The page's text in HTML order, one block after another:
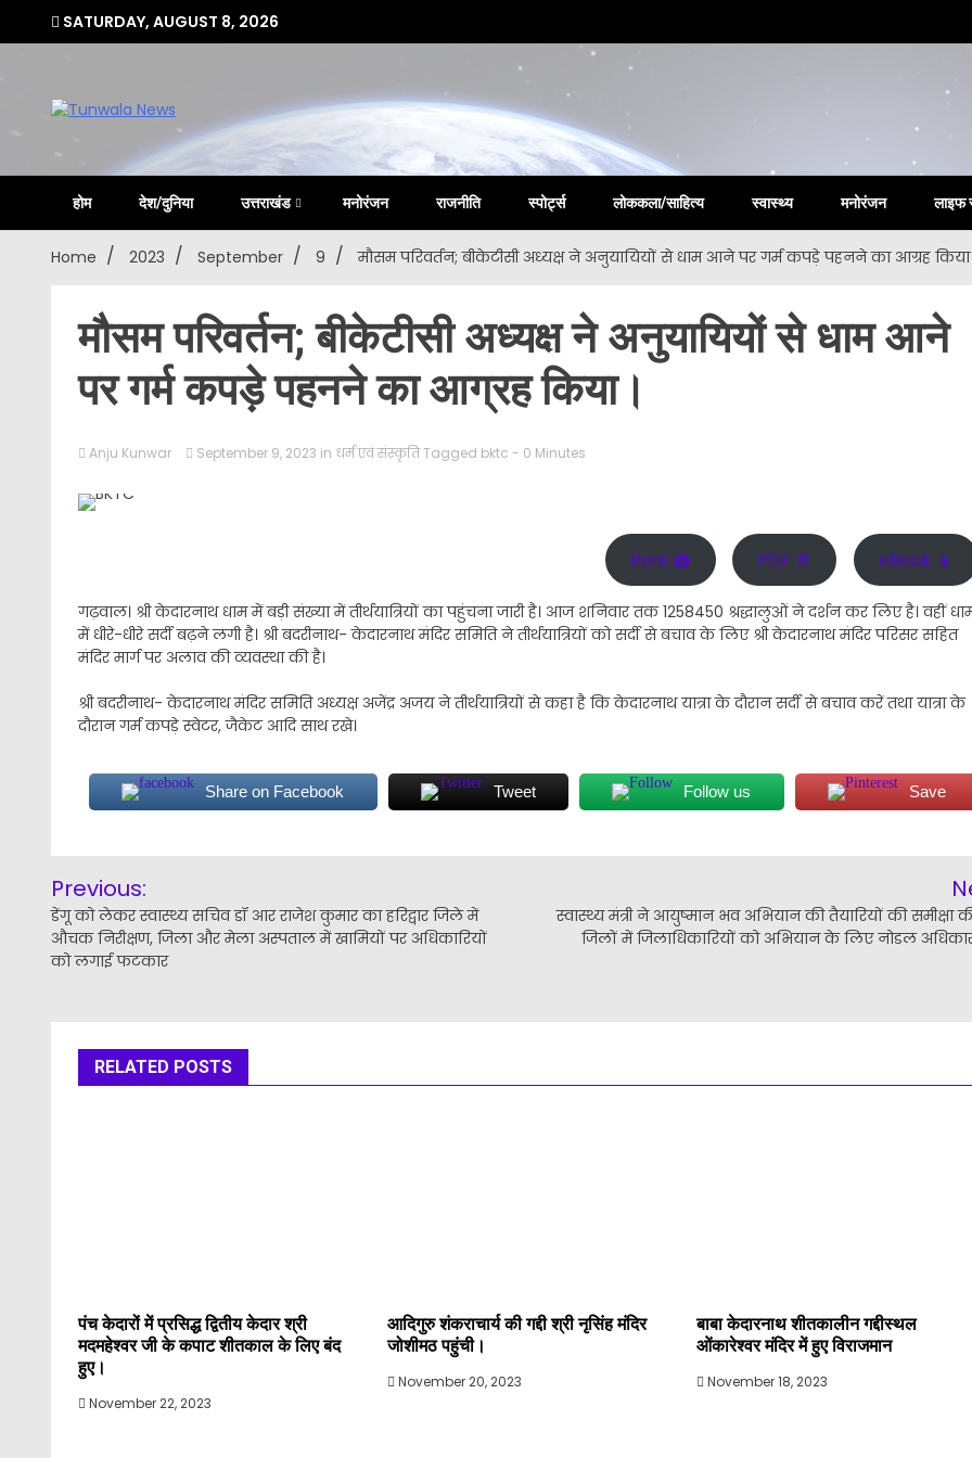
SATURDAY, AUGUST 8, 2026
Tunwala
Uttarakhand Hindi News Portal
होम देश/दुनिया उत्तराखंड मनोरंजन राजनीति स्पोर्ट्स लोककला/साहित्य स्वास्थ्य मनोरंजन लाइफ
Home 2023 September 9 मौसम परिवर्तन; बीकेटीसी अध्यक्ष ने अनुयायियों से धाम आने पर गर्म कपड़े पहनने का आग्रह
मौसम परिवर्तन; बीकेटीसी अध्यक्ष ने अनुयायियों से धाम आने
पर गर्म कपड़े पहनने का आग्रह किया।
Anju Kunwar September 9, 2023 in धर्म एवं संस्कृतिTagged bktc - 0 Minutes
Print 🖨 PDF 📄 eBook 📱
गढ़वाल। श्री केदारनाथ धाम में बड़ी संख्या में तीर्थयात्रियों का पहुंचना जारी है। आज शनिवार तक 1258450 श्रद्धालुओं ने दर्शन कर लिए है। वहीं
में धीरे-धीरे सर्दी बढ़ने लगी है। श्री बदरीनाथ- केदारनाथ मंदिर समिति ने तीर्थयात्रियों को सर्दी से बचाव के लिए श्री केदारनाथ मंदिर परिसर सहित
मंदिर मार्ग पर अलाव की व्यवस्था की है।
श्री बदरीनाथ- केदारनाथ मंदिर समिति अध्यक्ष अजेंद्र अजय ने तीर्थयात्रियों से कहा है कि केदारनाथ यात्रा के दौरान सर्दी से बचाव करें तथा यात्रा के
दौरान गर्म कपड़े स्वेटर, जैकेट आदि साथ रखे।
Share on Facebook Tweet Follow us Save
navigation
Previous:
डेंगू को लेकर स्वास्थ्य सचिव डॉ आर राजेश कुमार का हरिद्वार जिले में
औचक निरीक्षण, जिला और मेला अस्पताल में खामियों पर अधिकारियों
को लगाई फटकार
स्वास्थ्य मंत्री ने आयुष्मान भव अभियान की तैयारियों की समीक्षा
जिलों में जिलाधिकारियों को अभियान के लिए नोडल
RELATED POSTS
पंच केदारों में प्रसिद्ध द्वितीय केदार श्री
मदमहेश्वर जी के कपाट शीतकाल के लिए बंद
हुए।
November 22, 2023
आदिगुरु शंकराचार्य की गद्दी श्री नृसिंह मंदिर
जोशीमठ पहुंची।
November 20, 2023
बाबा केदारनाथ शीतकालीन गद्दीस्थल
ओंकारेश्वर मंदिर में हुए विराजमान
November 18, 2023